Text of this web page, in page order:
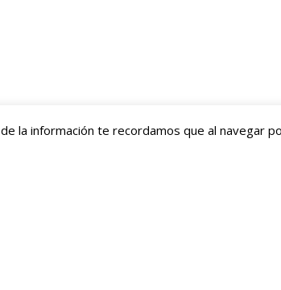
la información te recordamos que al navegar